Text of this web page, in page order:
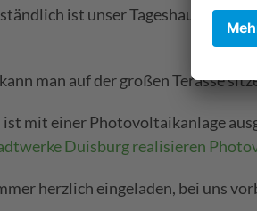
ist unser Tageshaus
man auf der großen Terasse
ist mit einer Photovoltaikanlage
Duisburg realisieren
herzlich eingeladen, bei uns